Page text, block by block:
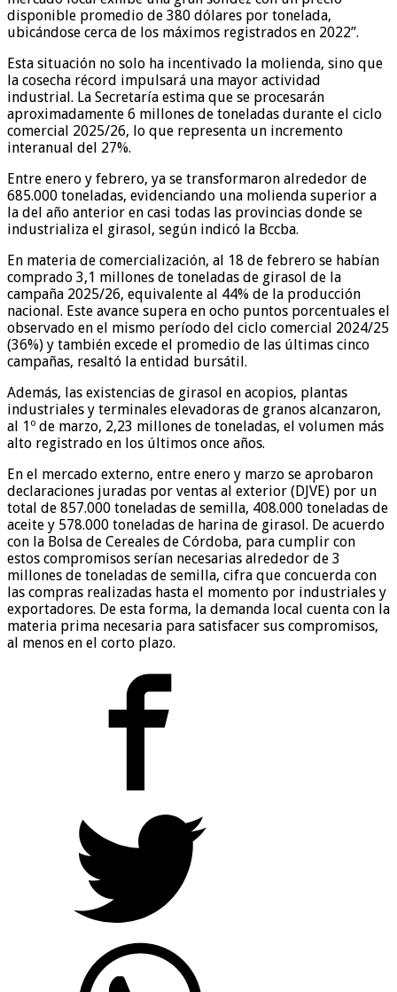
disponible promedio de 380 dólares por tonelada,
ubicándose cerca de los máximos registrados en 2022”.
Esta situación no solo ha incentivado la molienda, sino que
la cosecha récord impulsará una mayor actividad
industrial. La Secretaría estima que se procesarán
aproximadamente 6 millones de toneladas durante el ciclo
comercial 2025/26, lo que representa un incremento
interanual del 27%.
Entre enero y febrero, ya se transformaron alrededor de
685.000 toneladas, evidenciando una molienda superior a
la del año anterior en casi todas las provincias donde se
industrializa el girasol, según indicó la Bccba.
En materia de comercialización, al 18 de febrero se habían
comprado 3,1 millones de toneladas de girasol de la
campaña 2025/26, equivalente al 44% de la producción
nacional. Este avance supera en ocho puntos porcentuales el
observado en el mismo período del ciclo comercial 2024/25
(36%) y también excede el promedio de las últimas cinco
campañas, resaltó la entidad bursátil.
Además, las existencias de girasol en acopios, plantas
industriales y terminales elevadoras de granos alcanzaron,
al 1º de marzo, 2,23 millones de toneladas, el volumen más
alto registrado en los últimos once años.
En el mercado externo, entre enero y marzo se aprobaron
declaraciones juradas por ventas al exterior (DJVE) por un
total de 857.000 toneladas de semilla, 408.000 toneladas de
aceite y 578.000 toneladas de harina de girasol. De acuerdo
con la Bolsa de Cereales de Córdoba, para cumplir con
estos compromisos serían necesarias alrededor de 3
millones de toneladas de semilla, cifra que concuerda con
las compras realizadas hasta el momento por industriales y
exportadores. De esta forma, la demanda local cuenta con la
materia prima necesaria para satisfacer sus compromisos,
al menos en el corto plazo.